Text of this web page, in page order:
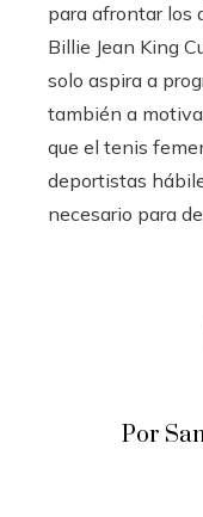
para afrontar los
Billie Jean King
solo aspira a
también a
que el tenis
deportistas
necesario para
Por